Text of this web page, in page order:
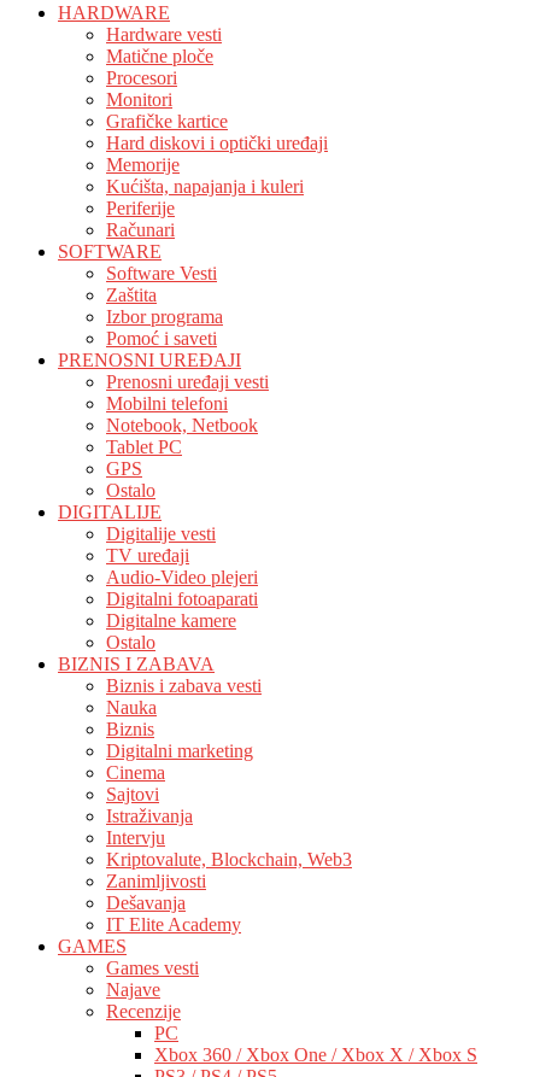
HARDWARE
Hardware vesti
Matične ploče
Procesori
Monitori
Grafičke kartice
Hard diskovi i optički uređaji
Memorije
Kućišta, napajanja i kuleri
Periferije
Računari
SOFTWARE
Software Vesti
Zaštita
Izbor programa
Pomoć i saveti
PRENOSNI UREĐAJI
Prenosni uređaji vesti
Mobilni telefoni
Notebook, Netbook
Tablet PC
GPS
Ostalo
DIGITALIJE
Digitalije vesti
TV uređaji
Audio-Video plejeri
Digitalni fotoaparati
Digitalne kamere
Ostalo
BIZNIS I ZABAVA
Biznis i zabava vesti
Nauka
Biznis
Digitalni marketing
Cinema
Sajtovi
Istraživanja
Intervju
Kriptovalute, Blockchain, Web3
Zanimljivosti
Dešavanja
IT Elite Academy
GAMES
Games vesti
Najave
Recenzije
PC
Xbox 360 / Xbox One / Xbox X / Xbox S